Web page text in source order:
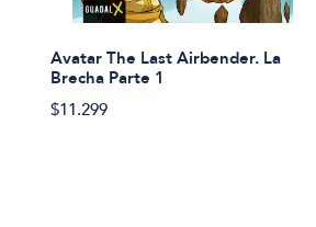
Avatar The Last Airbender. La
Brecha Parte 1
$11.299